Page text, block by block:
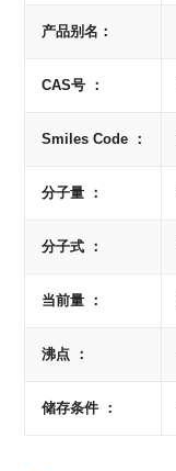
产品别名：
CAS号 ：
Smiles Code ：
分子量 ：
分子式 ：
当前量 ：
沸点 ：
储存条件 ：